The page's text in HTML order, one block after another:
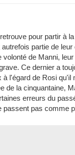
pour partir à
partie de leur
volonté de Manni,
Ce dernier a
l'égard de Rosi qu'il
de la cinquantaine,
erreurs du
passent pas comme